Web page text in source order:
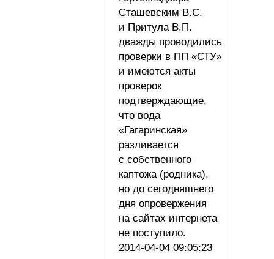
Сташевским В.С.
и Притула В.П.
дважды проводились
проверки в ПП «СТУ»
и имеются акты
проверок
подтверждающие,
что вода
«Гагаринская»
разливается
с собственного
каптожа (родника),
но до сегодняшнего
дня опровержения
на сайтах интернета
не поступило.
2014-04-04 09:05:23